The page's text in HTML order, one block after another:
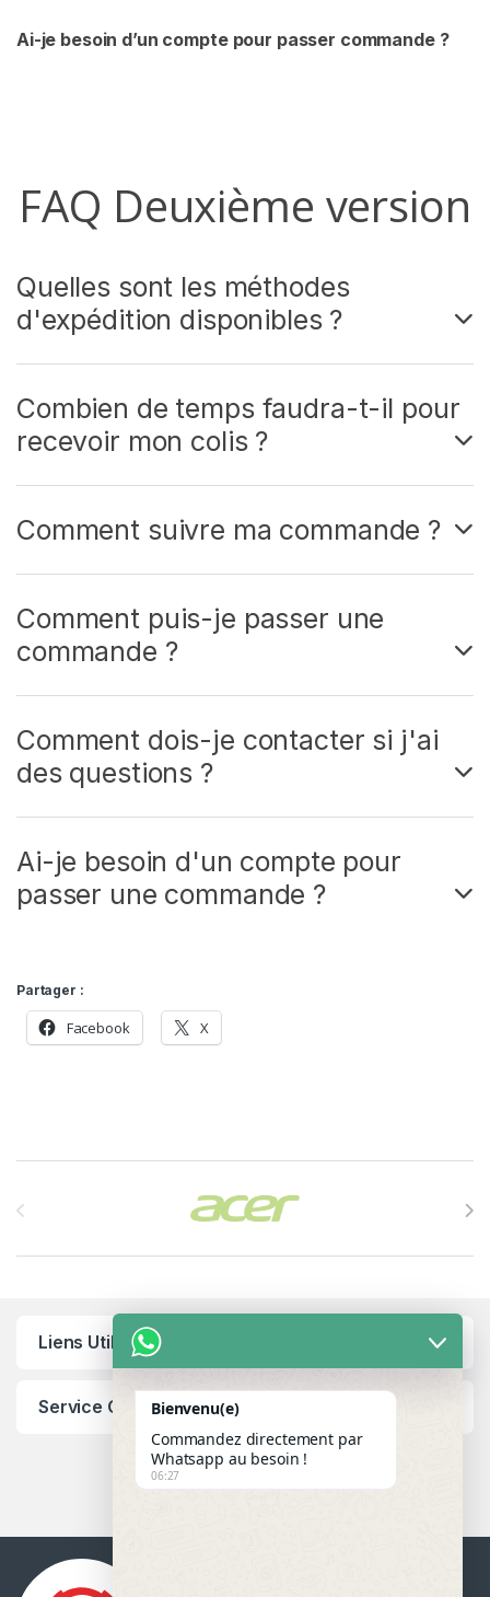
Ai-je besoin d’un compte pour passer commande ?
FAQ Deuxième version
Quelles sont les méthodes
d'expédition disponibles ?
Combien de temps faudra-t-il pour
recevoir mon colis ?
Comment suivre ma commande ?
Comment puis-je passer une
commande ?
Comment dois-je contacter si j'ai
des questions ?
Ai-je besoin d'un compte pour
passer une commande ?
Partager :
Facebook X
Liens Utiles
Service ClientBienvenu(e)
Commandez directement par
Whatsapp au besoin !
06:27